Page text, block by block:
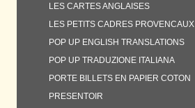
LES CARTES ANGLAISES
LES PETITS CADRES PROVENCAUX
POP UP ENGLISH TRANSLATIONS
POP UP TRADUZIONE ITALIANA
PORTE BILLETS EN PAPIER COTON
PRESENTOIR